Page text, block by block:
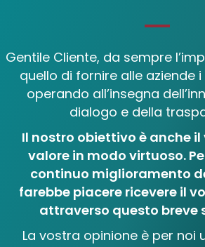
Gentile Cliente, da sempre
quello di fornire alle aziende
operando all’insegna
dialogo e della
Il nostro obiettivo è anche il
valore in modo virtuoso.
continuo miglioramento
farebbe piacere ricevere il
attraverso questo breve
La vostra opinione è per noi